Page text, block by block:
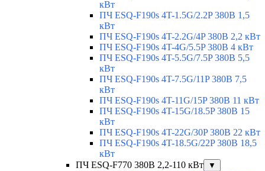
кВт
ПЧ ESQ-F190s 4T-1.5G/2.2P 380В 1,5
кВт
ПЧ ESQ-F190s 4T-2.2G/4P 380В 2,2 кВт
ПЧ ESQ-F190s 4T-4G/5.5P 380В 4 кВт
ПЧ ESQ-F190s 4T-5.5G/7.5P 380В 5,5
кВт
ПЧ ESQ-F190s 4T-7.5G/11P 380В 7,5
кВт
ПЧ ESQ-F190s 4T-11G/15P 380В 11 кВт
ПЧ ESQ-F190s 4T-15G/18.5P 380В 15
кВт
ПЧ ESQ-F190s 4T-22G/30P 380В 22 кВт
ПЧ ESQ-F190s 4T-18.5G/22P 380В 18,5
кВт
ПЧ ESQ-F770 380В 2,2-110 кВт
▼